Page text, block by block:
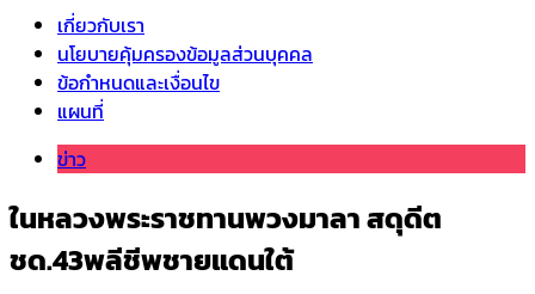
เกี่ยวกับเรา
นโยบายคุ้มครองข้อมูลส่วนบุคคล
ข้อกำหนดและเงื่อนไข
แผนที่
ข่าว
ในหลวงพระราชทานพวงมาลา สดุดีต
ชด.43พลีชีพชายแดนใต้